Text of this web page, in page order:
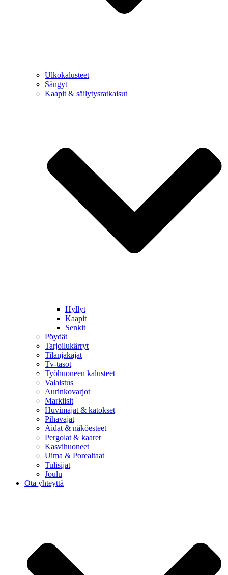
Ulkokalusteet
Sängyt
Kaapit & säilytysratkaisut
Hyllyt
Kaapit
Senkit
Pöydät
Tarjoilukärryt
Tilanjakajat
Tv-tasot
Työhuoneen kalusteet
Valaistus
Aurinkovarjot
Markiisit
Huvimajat & katokset
Pihavajat
Aidat & näköesteet
Pergolat & kaaret
Kasvihuoneet
Uima & Porealtaat
Tulisijat
Joulu
Ota yhteyttä